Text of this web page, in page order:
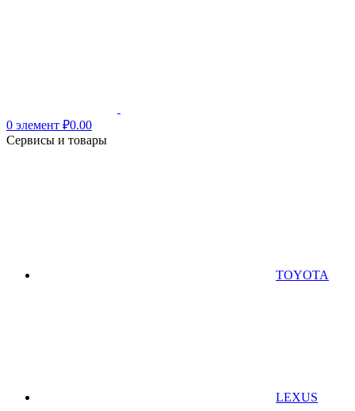
0 элемент ₽0.00
Сервисы и товары
TOYOTA
LEXUS